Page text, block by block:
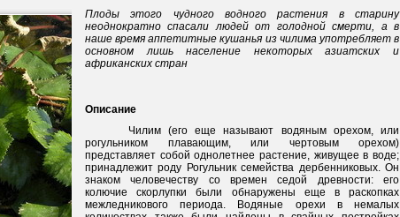
Плоды этого чудного водного растения в старину
неоднократно спасали людей от голодной смерти, а в
наше время аппетитные кушанья из чилима употребляет в
основном лишь население некоторых азиатских и
африканских стран
Описание
Чилим (его еще называют водяным орехом, или
рогульником плавающим, или чертовым орехом)
представляет собой однолетнее растение, живущее в воде;
принадлежит роду Рогульник семейства дербенниковых. Он
знаком человечеству со времен седой древности: его
колючие скорлупки были обнаружены еще в раскопках
межледникового периода. Водяные орехи в немалых